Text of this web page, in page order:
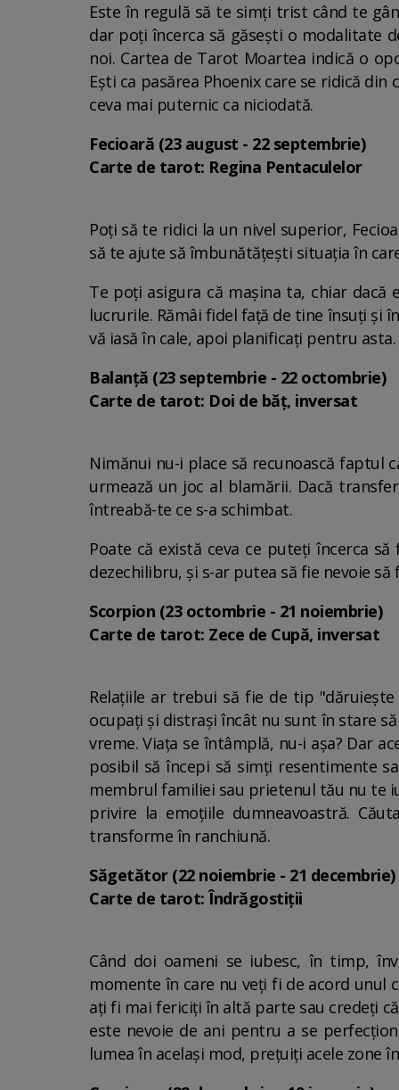
Este în regulă să te simți trist când te
dar poți încerca să găsești o modalitate
noi. Cartea de Tarot Moartea indică o
Ești ca pasărea Phoenix care se ridică din
ceva mai puternic ca niciodată.
Fecioară (23 august - 22 septembrie)
Carte de tarot: Regina Pentaculelor
Poți să te ridici la un nivel superior,
să te ajute să îmbunătățești situația în
Te poți asigura că mașina ta, chiar
lucrurile. Rămâi fidel față de tine însuți și
vă iasă în cale, apoi planificați pentru asta.
Balanță (23 septembrie - 22 octombrie)
Carte de tarot: Doi de băț, inversat
Nimănui nu-i place să recunoască faptul
urmează un joc al blamării. Dacă
întreabă-te ce s-a schimbat.
Poate că există ceva ce puteți încerca
dezechilibru, și s-ar putea să fie nevoie
Scorpion (23 octombrie - 21 noiembrie)
Carte de tarot: Zece de Cupă, inversat
Relațiile ar trebui să fie de tip
ocupați și distrași încât nu sunt în stare
vreme. Viața se întâmplă, nu-i așa? Dar
posibil să începi să simți resentimente
membrul familiei sau prietenul tău nu te
privire la emoțiile dumneavoastră.
transforme în ranchiună.
Săgetător (22 noiembrie - 21 decembrie)
Carte de tarot: Îndrăgostiții
Când doi oameni se iubesc, în timp,
momente în care nu veți fi de acord unul
ați fi mai fericiți în altă parte sau credeți
este nevoie de ani pentru a se
lumea în același mod, prețuiți acele zone